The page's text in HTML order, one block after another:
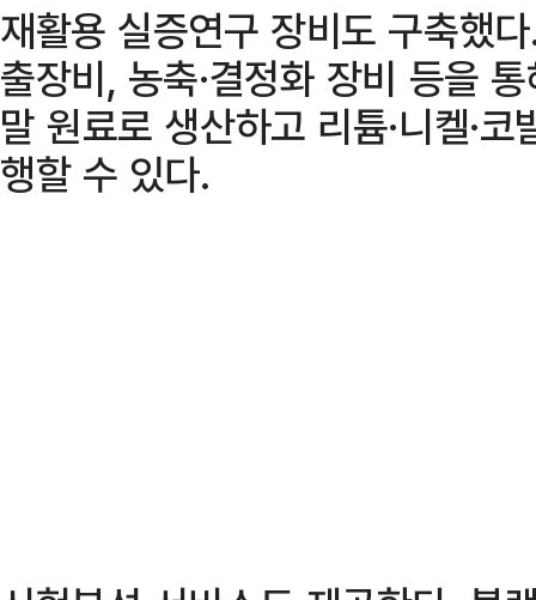
재활용 실증연구 장비도 구축했
출장비, 농축·결정화 장비 등을
말 원료로 생산하고 리튬·니켈·
행할 수 있다.